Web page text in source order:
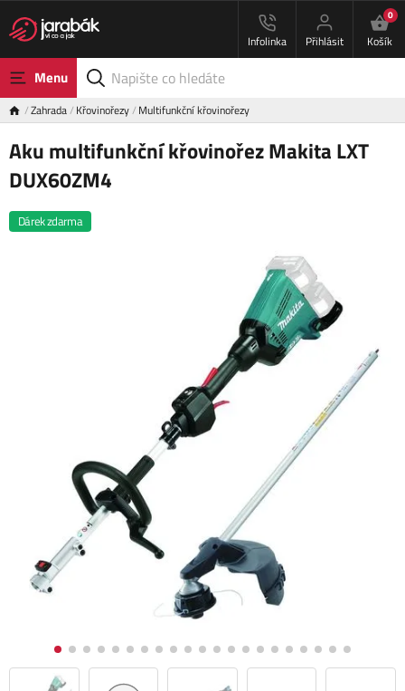
Infolinka Přihlásit
0
Košík
Menu
Zahrada Křovinořezy Multifunkční křovinořezy
Aku multifunkční křovinořez Makita LXT
DUX60ZM4
Dárek zdarma